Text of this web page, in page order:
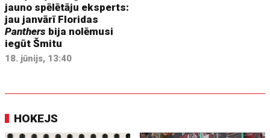
jauno spēlētāju eksperts:
jau janvārī Floridas
Panthers bija nolēmusi
iegūt Šmitu
18. jūnijs, 13:40
HOKEJS